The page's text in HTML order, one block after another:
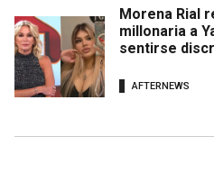
Morena Rial
millonaria a
sentirse
AFTERNEWS